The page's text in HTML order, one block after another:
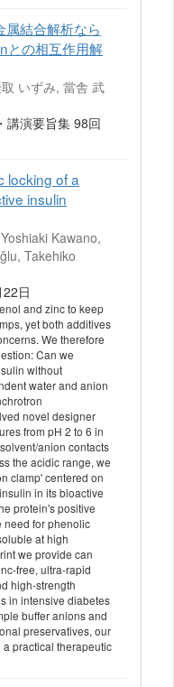
結合解析なら
との相互作用解
いずみ, 當舎 武
講演要旨集 98回
locking of a
insulin
Kawano,
Takehiko
日
and zinc to keep
yet both additives
We therefore
Can we
without
water and anion
novel designer
from pH 2 to 6 in
anion contacts
the acidic range, we
clamp' centered on
in its bioactive
protein's positive
need for phenolic
at high
we provide can
free, ultra-rapid
high-strength
in intensive diabetes
buffer anions and
preservatives, our
practical therapeutic